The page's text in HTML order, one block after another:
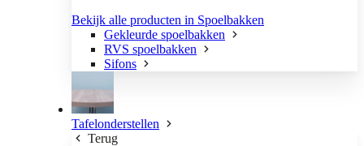
Bekijk alle producten in Spoelbakken
Gekleurde spoelbakken
RVS spoelbakken
Sifons
Tafelonderstellen
Terug